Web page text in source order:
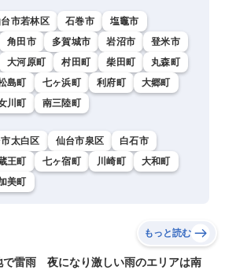
市若林区 石巻市
塩竈市
角田市 多賀城市 岩沼市
登米市
大河原町 村田町 柴田町
丸森町
島町 七ヶ浜町 利府町
大郷町
川町 南三陸町
太白区 仙台市泉区
白石市
王町 七ヶ宿町 川崎町
大和町
美町
もっと読む
で雷雨 夜になり激しい雨のエリアは南